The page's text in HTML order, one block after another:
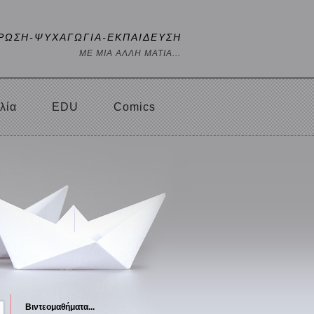
ΨΥΧΑΓΩΓΙΑ-ΕΚΠΑΙΔΕΥΣΗ
ΜΕ ΜΙΑ ΑΛΛΗ ΜΑΤΙΑ...
EDU Comics
Βιντεομαθήματα...